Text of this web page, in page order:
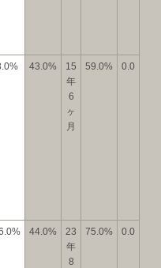
43.0%
15
年
6
ヶ
月
59.0% 0.0
44.0%
23
年
8
75.0% 0.0